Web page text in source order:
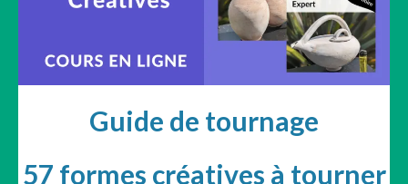
Guide de tournage
57 formes créatives à tourner